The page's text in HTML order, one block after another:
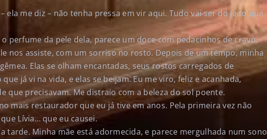
ela me diz – não tenha pressa em vir aqui. Tudo vai ser do jeito que
perfume da pele dela, parece um doce com pedacinhos de cravo.
nos assiste, com um sorriso no rosto. Depois de um tempo, minha
Elas se olham encantadas, seus rostos carregados de
já vi na vida, e elas se beijam. Eu me viro, feliz e acanhada,
que precisavam. Me distraio com a beleza do sol poente.
mais restaurador que eu já tive em anos. Pela primeira vez não
Lívia… que eu causei.
tarde. Minha mãe está adormecida, e parece mergulhada num sono